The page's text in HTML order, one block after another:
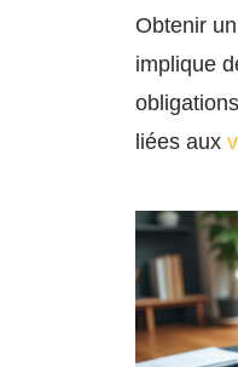
Obtenir
implique
liées aux